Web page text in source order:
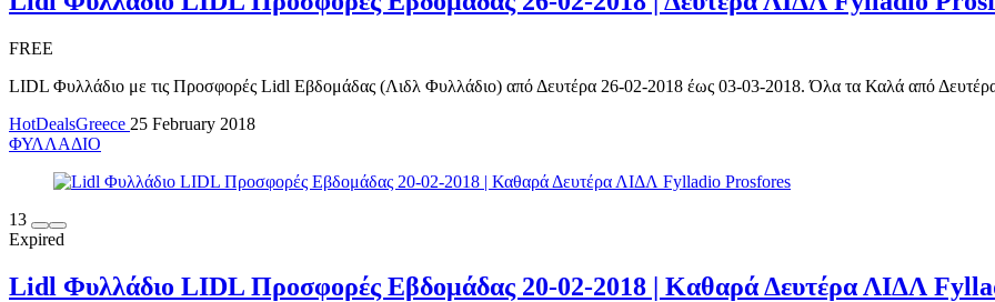
FREE
LIDL Φυλλάδιο με τις Προσφορές Lidl Εβδομάδας (Λιδλ Φυλλάδιο) από Δευτέρα 26-02-2018 έως 03-03-2018. Όλα τα Καλά από Δευτέρα
HotDealsGreece 25 February 2018
ΦΥΛΛΑΔΙΟ
13
Expired
Lidl Φυλλάδιο LIDL Προσφορές Εβδομάδας 20-02-2018 | Καθαρά Δευτέρα ΛΙΔΛ